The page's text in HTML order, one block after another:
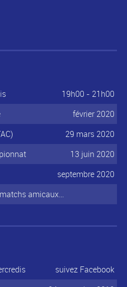
19h00 - 21h00
février 2020
29 mars 2020
13 juin 2020
septembre 2020
amicaux…
suivez Facebook